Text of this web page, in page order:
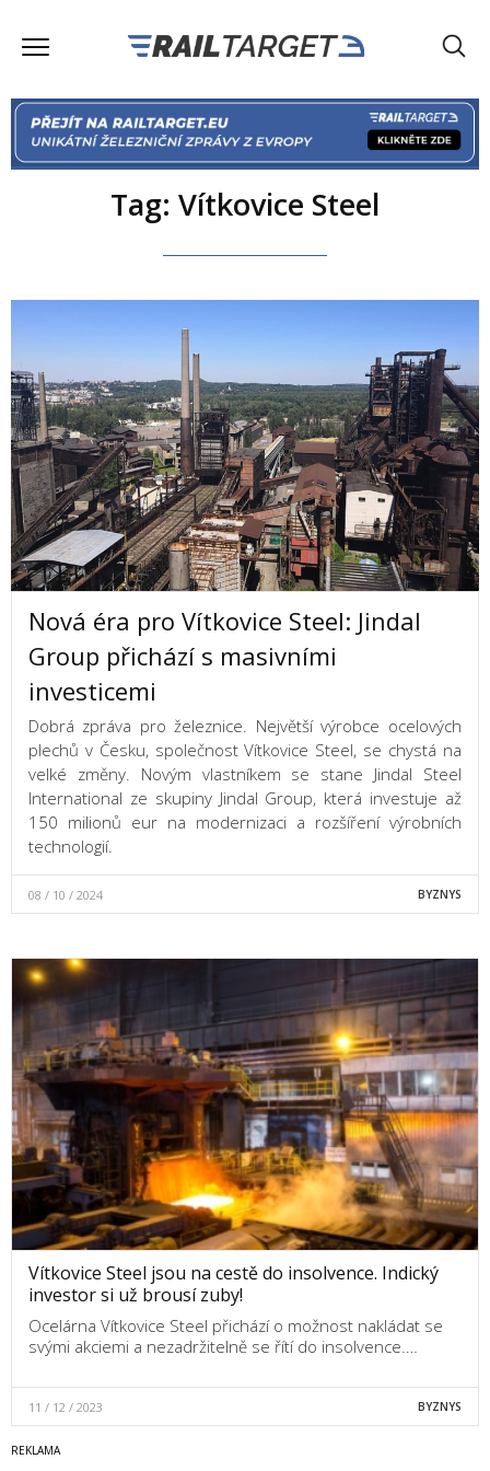
Tag: Vítkovice Steel
Nová éra pro Vítkovice Steel: Jindal
Group přichází s masivními
investicemi
Dobrá zpráva pro železnice. Největší výrobce ocelových
plechů v Česku, společnost Vítkovice Steel, se chystá na
velké změny. Novým vlastníkem se stane Jindal Steel
International ze skupiny Jindal Group, která investuje až
150 milionů eur na modernizaci a rozšíření výrobních
technologií.
08 / 10 / 2024 BYZNYS
Vítkovice Steel jsou na cestě do insolvence. Indický
investor si už brousí zuby!
Ocelárna Vítkovice Steel přichází o možnost nakládat se
svými akciemi a nezadržitelně se řítí do insolvence.…
11 / 12 / 2023 BYZNYS